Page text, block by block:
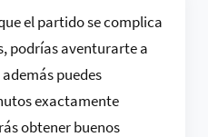
el partido se complica
podrías aventurarte a
puedes
exactamente
obtener buenos